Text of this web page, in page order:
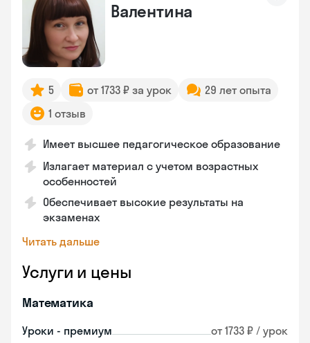
Валентина
5 от 1733 ₽ за урок
29 лет опыта
1 отзыв
Имеет высшее педагогическое образование
Излагает материал с учетом возрастных
особенностей
Обеспечивает высокие результаты на
экзаменах
Читать дальше
Услуги и цены
Математика
Уроки - премиум от 1733 ₽ / урок